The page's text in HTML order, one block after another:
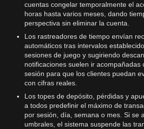
cuentas congelar temporalmente el
horas hasta varios meses, dando
perspectiva sin eliminar la cuenta.
Los rastreadores de tiempo envían
automáticos tras intervalos
sesiones de juego y sugiriendo
notificaciones suelen ir acompañadas
sesión para que los clientes puedan
con cifras reales.
Los topes de depósito, pérdidas y
a todos predefinir el máximo de
por sesión, día, semana o mes. Si se
umbrales, el sistema suspende las